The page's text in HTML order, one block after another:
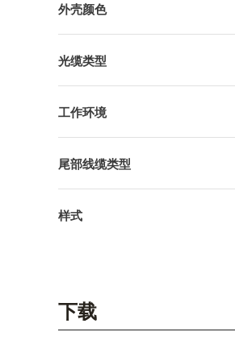
外壳颜色
光缆类型
工作环境
尾部线缆类型
样式
下载